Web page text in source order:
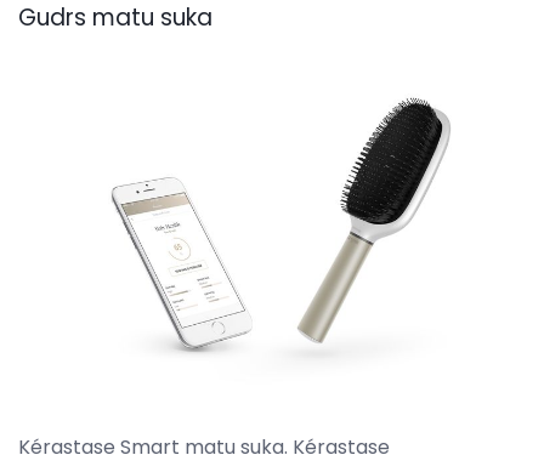
Gudrs matu suka
Kérastase Smart matu suka. Kérastase